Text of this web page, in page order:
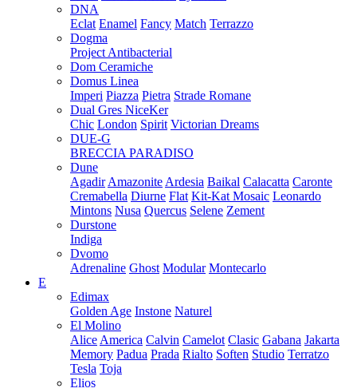
DNA
Eclat Enamel Fancy Match Terrazzo
Dogma
Project Antibacterial
Dom Ceramiche
Domus Linea
Imperi Piazza Pietra Strade Romane
Dual Gres NiceKer
Chic London Spirit Victorian Dreams
DUE-G
BRECCIA PARADISO
Dune
Agadir Amazonite Ardesia Baikal Calacatta Caronte
Cremabella Diurne Flat Kit-Kat Mosaic Leonardo
Mintons Nusa Quercus Selene Zement
Durstone
Indiga
Dvomo
Adrenaline Ghost Modular Montecarlo
E
Edimax
Golden Age Instone Naturel
El Molino
Alice America Calvin Camelot Clasic Gabana Jakarta
Memory Padua Prada Rialto Soften Studio Terratzo
Tesla Toja
Elios